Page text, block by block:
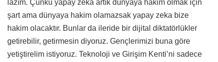
lazım. Çünkü yapay zeka artık dünyaya hakim olmak için
şart ama dünyaya hakim olamazsak yapay zeka bize
hakim olacaktır. Bunlar da ileride bir dijital diktatörlükler
getirebilir, getirmesin diyoruz. Gençlerimizi buna göre
yetiştirelim istiyoruz. Teknoloji ve Girişim Kenti’ni sadece